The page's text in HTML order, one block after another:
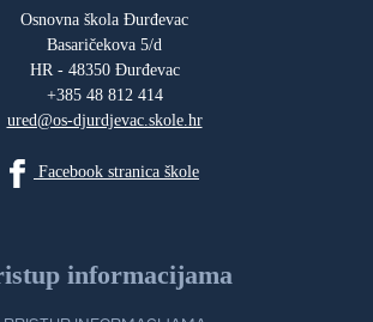
Osnovna škola Đurđevac
Basaričekova 5/d
HR - 48350 Đurđevac
+385 48 812 414
ured@os-djurdjevac.skole.hr
Facebook stranica škole
informacijama